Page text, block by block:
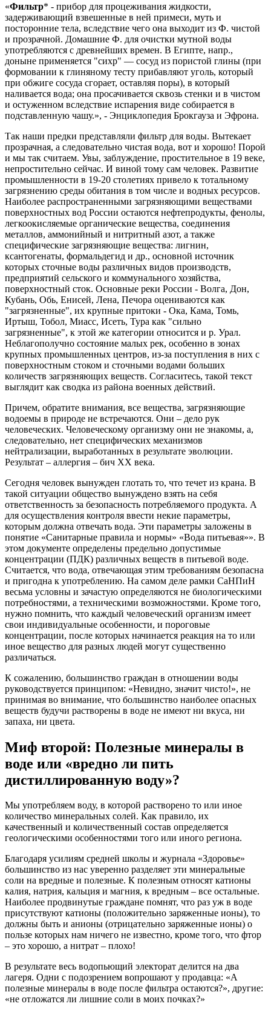
«Фильтр* - прибор для процеживания жидкости,
задерживающий взвешенные в ней примеси, муть и
посторонние тела, вследствие чего она выходит из Ф. чистой
и прозрачной. Домашние Ф. для очистки мутной воды
употребляются с древнейших времен. В Египте, напр.,
доныне применяется "сихр" — сосуд из пористой глины (при
формовании к глиняному тесту прибавляют уголь, который
при обжиге сосуда сгорает, оставляя поры), в который
наливается вода; она просачивается сквозь стенки и в чистом
и остуженном вследствие испарения виде собирается в
подставленную чашу.», - Энциклопедия Брокгауза и Эфрона.
Так наши предки представляли фильтр для воды. Вытекает
прозрачная, а следовательно чистая вода, вот и хорошо! Порой
и мы так считаем. Увы, заблуждение, простительное в 19 веке,
непростительно сейчас. И виной тому сам человек. Развитие
промышленности в 19-20 столетиях привело к тотальному
загрязнению среды обитания в том числе и водных ресурсов.
Наиболее распространенными загрязняющими веществами
поверхностных вод России остаются нефтепродукты, фенолы,
легкоокисляемые органические вещества, соединения
металлов, аммонийный и нитритный азот, а также
специфические загрязняющие вещества: лигнин,
ксантогенаты, формальдегид и др., основной источник
которых сточные воды различных видов производств,
предприятий сельского и коммунального хозяйства,
поверхностный сток. Основные реки России - Волга, Дон,
Кубань, Обь, Енисей, Лена, Печора оцениваются как
"загрязненные", их крупные притоки - Ока, Кама, Томь,
Иртыш, Тобол, Миасс, Исеть, Тура как "сильно
загрязненные", к этой же категории относится и р. Урал.
Неблагополучно состояние малых рек, особенно в зонах
крупных промышленных центров, из-за поступления в них с
поверхностным стоком и сточными водами больших
количеств загрязняющих веществ. Согласитесь, такой текст
выглядит как сводка из района военных действий.
Причем, обратите внимания, все вещества, загрязняющие
водоемы в природе не встречаются. Они – дело рук
человеческих. Человеческому организму они не знакомы, а,
следовательно, нет специфических механизмов
нейтрализации, выработанных в результате эволюции.
Результат – аллергия – бич ХХ века.
Сегодня человек вынужден глотать то, что течет из крана. В
такой ситуации общество вынуждено взять на себя
ответственность за безопасность потребляемого продукта. А
для осуществления контроля ввести некие параметры,
которым должна отвечать вода. Эти параметры заложены в
понятие «Санитарные правила и нормы» «Вода питьевая»». В
этом документе определены предельно допустимые
концентрации (ПДК) различных веществ в питьевой воде.
Считается, что вода, отвечающая этим требованиям безопасна
и пригодна к употреблению. На самом деле рамки СаНПиН
весьма условны и зачастую определяются не биологическими
потребностями, а техническими возможностями. Кроме того,
нужно помнить, что каждый человеческий организм имеет
свои индивидуальные особенности, и пороговые
концентрации, после которых начинается реакция на то или
иное вещество для разных людей могут существенно
различаться.
К сожалению, большинство граждан в отношении воды
руководствуется принципом: «Невидно, значит чисто!», не
принимая во внимание, что большинство наиболее опасных
веществ будучи растворены в воде не имеют ни вкуса, ни
запаха, ни цвета.
Миф второй: Полезные минералы в
воде или «вредно ли пить
дистиллированную воду»?
Мы употребляем воду, в которой растворено то или иное
количество минеральных солей. Как правило, их
качественный и количественный состав определяется
геологическими особенностями того или иного региона.
Благодаря усилиям средней школы и журнала «Здоровье»
большинство из нас уверенно разделяет эти минеральные
соли на вредные и полезные. К полезным относят катионы
калия, натрия, кальция и магния, к вредным – все остальные.
Наиболее продвинутые граждане помнят, что раз уж в воде
присутствуют катионы (положительно заряженные ионы), то
должны быть и анионы (отрицательно заряженные ионы) о
пользе которых нам ничего не известно, кроме того, что фтор
– это хорошо, а нитрат – плохо!
В результате весь водопьющий электорат делится на два
лагеря. Одни с подозрением вопрошают у продавца: «А
полезные минералы в воде после фильтра остаются?», другие:
«не отложатся ли лишние соли в моих почках?»